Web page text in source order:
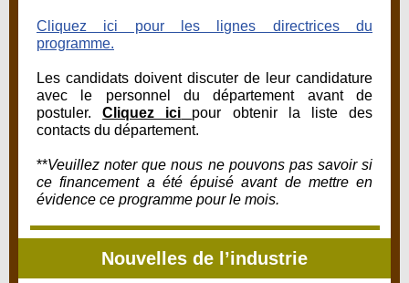
Cliquez ici pour les lignes directrices du
programme.
Les candidats doivent discuter de leur candidature
avec le personnel du département avant de
postuler.Cliquez ici
pour obtenir la liste des
contacts du département.
**Veuillez noter que nous ne pouvons pas savoir si
ce financement a été épuisé avant de mettre en
évidence ce programme pour le mois.
Nouvelles de l’industrie